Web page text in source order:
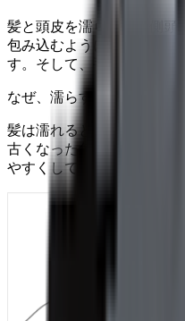
髪と頭皮を濡らす前に側頭
包み込むように、頭皮全体
す。そして、手ぐしかブラ
なぜ、濡らす前にほぐすの？
髪は濡れると絡まりやす
古くなった角質を浮かせ、
やすくしてくれる効果も。